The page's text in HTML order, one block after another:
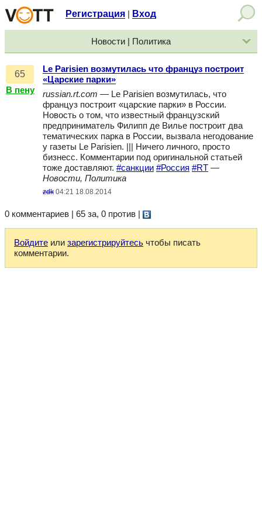
Регистрация Вход
Новости | Политика
65
В пену
Le Parisien возмутилась что француз построит
«Царские парки»
russian.rt.com — Le Parisien возмутилась, что
француз построит «царские парки» в России.
Новость о том, что известный французский
предприниматель Филипп де Вилье построит два
тематических парка в России, вызвала негодование
у газеты Le Parisien. ||| Ничего личного, просто
бизнесс. Комментарии под оригинальной статьей
тоже доставляют. #санкции #Россия #RT —
Новости, Политика
zdk 04:21 18.08.2014
0 комментариев | 65 за, 0 против
Войдите или зарегистрируйтесь чтобы писать
комментарии.